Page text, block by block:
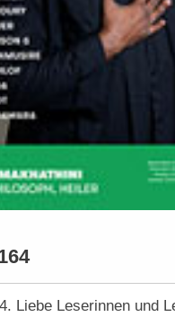
Liebe Leserinnen und